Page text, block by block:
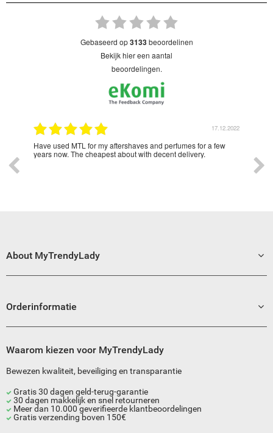
gebaseerd op3133beoordelinen
bekijk hier een aantal
beoordelingen.
17.12.2022
Have used MTL for my aftershaves and perfumes for a few
years now. The cheapest about with decent delivery.
About MyTrendyLady
Orderinformatie
Waarom kiezen voor MyTrendyLady
Bewezen kwaliteit, beveiliging en transparantie
Gratis 30 dagen geld-terug-garantie
30 dagen makkelijk en snel retourneren
Meer dan 10.000 geverifieerde klantbeoordelingen
Gratis verzending boven 150€